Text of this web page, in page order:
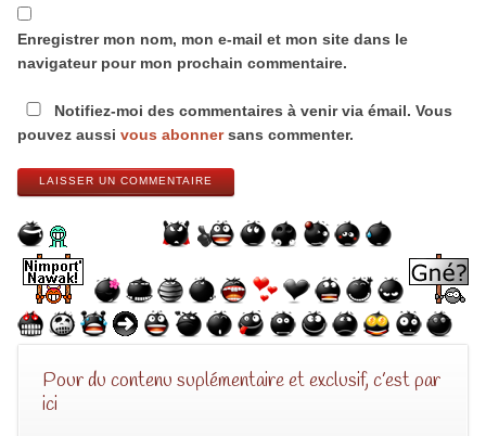
Enregistrer mon nom, mon e-mail et mon site dans le
navigateur pour mon prochain commentaire.
Notifiez-moi des commentaires à venir via émail. Vous
pouvez aussi vous abonnersans commenter.
LAISSER UN COMMENTAIRE
Pour du contenu suplémentaire et exclusif, c’est par
ici